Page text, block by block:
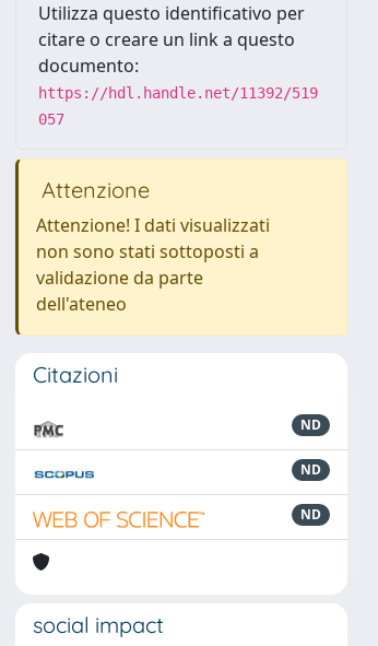
Utilizza questo identificativo per
citare o creare un link a questo
documento:
https://hdl.handle.net/11392/519
057
Attenzione
Attenzione! I dati visualizzati
non sono stati sottoposti a
validazione da parte
dell'ateneo
Citazioni
ND
ND
ND
social impact